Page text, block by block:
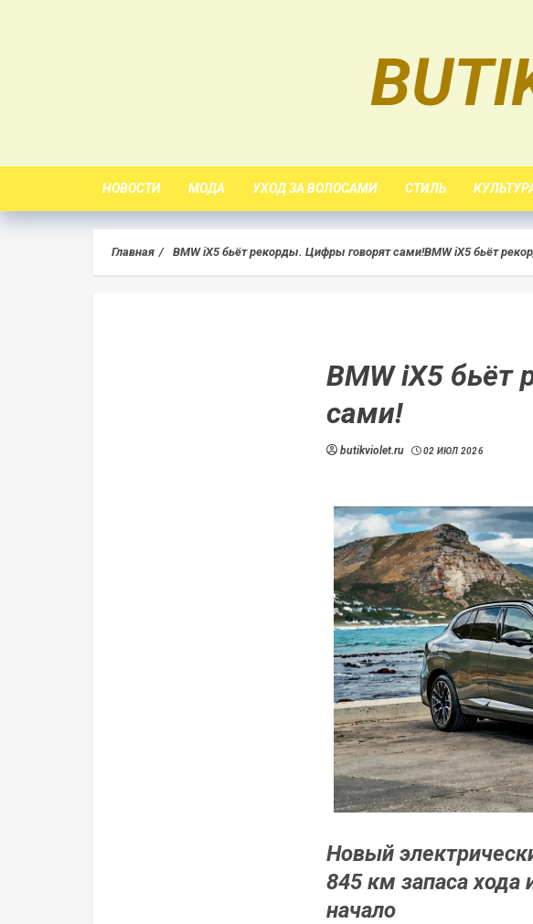
НОВОСТИ МОДА УХОД ЗА ВОЛОСАМИ СТИЛЬ
Главная BMW iX5 бьёт рекорды. Цифры говорят сами!BMW iX5 бьёт
BMW iX5
сами!
butikviolet.ru 02 ИЮЛ 2026
Новый
845 км запаса хода
начало